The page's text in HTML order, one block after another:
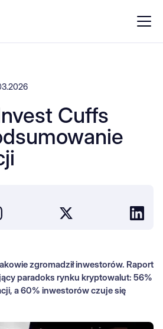
Cuffs
zgromadził inwestorów. Raport
paradoks rynku kryptowalut: 56%
a 60% inwestorów czuje się